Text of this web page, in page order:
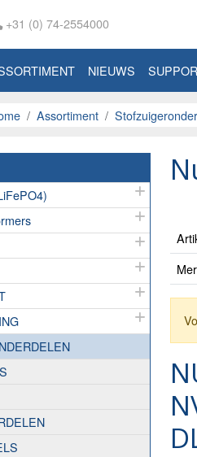
+31 (0) 74-2554000
NIEUWS
Assortiment